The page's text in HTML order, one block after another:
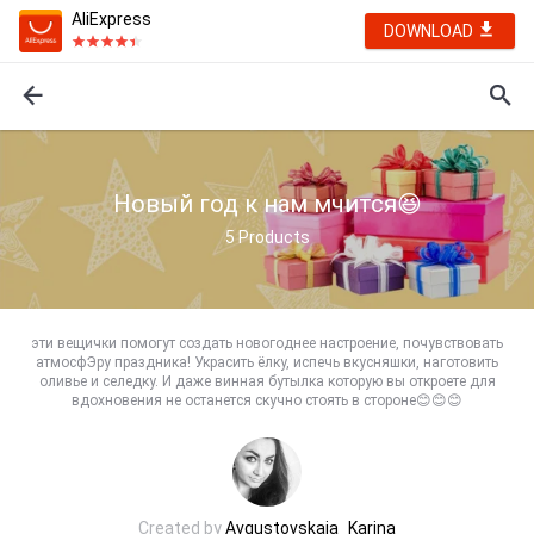
AliExpress
DOWNLOAD
Новый год к нам мчится😆
5Products
эти вещички помогут создать новогоднее настроение, почувствовать
атмосфЭру праздника! Украсить ёлку, испечь вкусняшки, наготовить
оливье и селедку. И даже винная бутылка которую вы откроете для
вдохновения не останется скучно стоять в стороне😊😊😊
Created byAvgustovskaia_Karina